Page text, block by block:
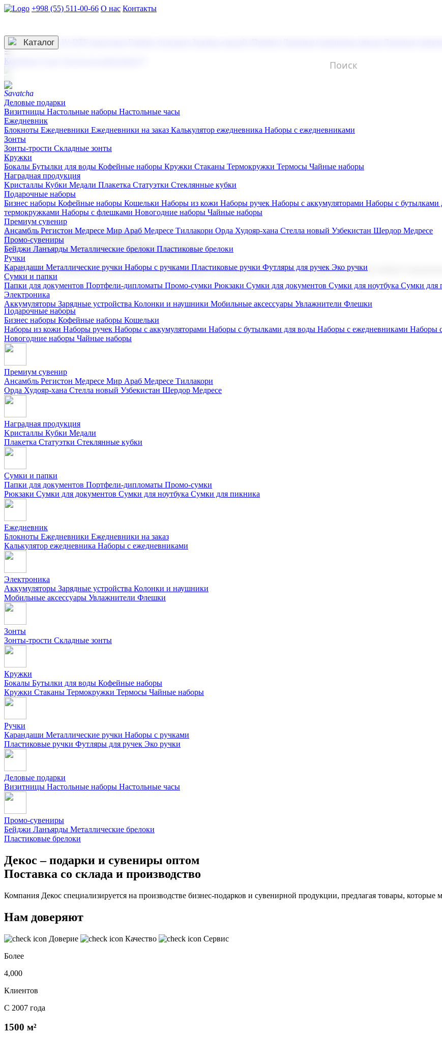
+998 (55) 511-00-66 О нас Контакты
3D гравировка
☰
Контакты
Каталог
Деловые подарки
Визитницы Настольные наборы Настольные часы
Ежедневник
Блокноты Ежедневники Ежедневники на заказ Калькулятор ежедневника Наборы с ежедневниками
Зонты
Зонты-трости Складные зонты
Кружки
Бокалы Бутылки для воды Кофейные наборы Кружки Стаканы Термокружки Термосы Чайные наборы
Наградная продукция
Kристаллы Кубки Медали Плакетка Статуэтки Стеклянные кубки
Подарочные наборы
Бизнес наборы Кофейные наборы Кошельки Наборы из кожи Наборы ручек Наборы с аккумуляторами Наборы с бутылками
термокружками Наборы с флешками Новогодние наборы Чайные наборы
Премиум сувенир
Ансамбль Регистон Медресе Мир Араб Медресе Тиллакори Орда Худояр-хана Стелла новый Узбекистан Шердор Медресе
Промо-сувениры
Бейджи Ланъярды Металлические брелоки Пластиковые брелоки
Ручки
Карандаши Металлические ручки Наборы с ручками Пластиковые ручки Футляры для ручек Эко ручки
Сумки и папки
Папки для документов Портфели-дипломаты Промо-сумки Рюкзаки Сумки для документов Сумки для ноутбука Сумки для
Электроника
Аккумуляторы Зарядные устройства Колонки и наушники Мобильные аксессуары Увлажнители Флешки
Корпоративные подарки
Поставка со склада и производство
Мы предлагаем широкий выбор корпоративных подарков и сувениров с логотипом. В нашем каталоге вы найдете
Подарочные наборы
Бизнес наборы Кофейные наборы Кошельки
Наборы из кожи Наборы ручек Наборы с аккумуляторами Наборы с бутылками для воды Наборы с ежедневниками Наборы
Новогодние наборы Чайные наборы
Премиум сувенир
Ансамбль Регистон Медресе Мир Араб Медресе Тиллакори
Орда Худояр-хана Стелла новый Узбекистан Шердор Медресе
Наградная продукция
Kристаллы Кубки Медали
Плакетка Статуэтки Стеклянные кубки
Сумки и папки
Папки для документов Портфели-дипломаты Промо-сумки
Рюкзаки Сумки для документов Сумки для ноутбука Сумки для пикника
Ежедневник
Блокноты Ежедневники Ежедневники на заказ
Калькулятор ежедневника Наборы с ежедневниками
Электроника
Аккумуляторы Зарядные устройства Колонки и наушники
Мобильные аксессуары Увлажнители Флешки
Зонты
Зонты-трости Складные зонты
Кружки
Бокалы Бутылки для воды Кофейные наборы
Кружки Стаканы Термокружки Термосы Чайные наборы
Ручки
Карандаши Металлические ручки Наборы с ручками
Пластиковые ручки Футляры для ручек Эко ручки
Деловые подарки
Визитницы Настольные наборы Настольные часы
Промо-сувениры
Бейджи Ланъярды Металлические брелоки
Пластиковые брелоки
Декос – подарки и сувениры оптом
Поставка со склада и производство
Компания Декос специализируется на производстве бизнес-подарков и сувенирной продукции, предлагая товары,
Нам доверяют
Доверие Качество
Сервис
Более
4,000
Клиентов
С 2007 года
1500 м²